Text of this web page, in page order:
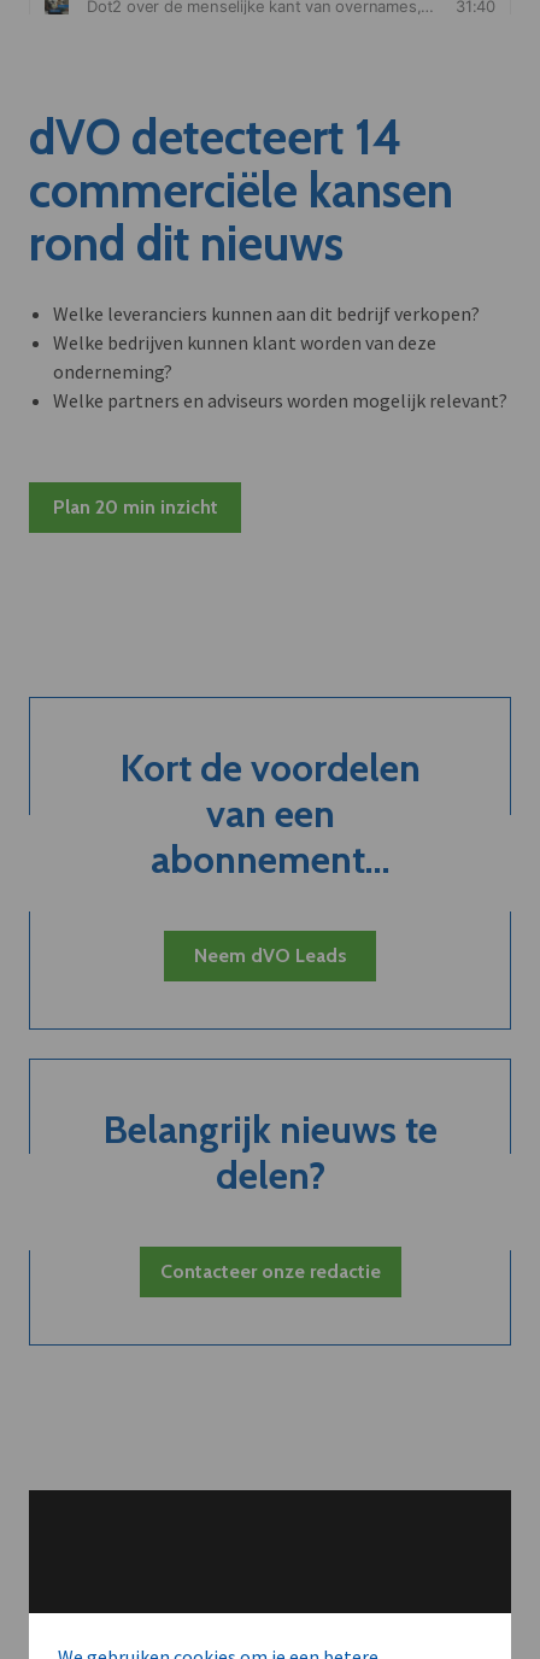
dVO detecteert 14
commerciële kansen
rond dit nieuws
Welke leveranciers kunnen aan dit bedrijf verkopen?
Welke bedrijven kunnen klant worden van deze
onderneming?
Welke partners en adviseurs worden mogelijk relevant?
Plan 20 min inzicht
Kort de voordelen
van een
abonnement...
Neem dVO Leads
Belangrijk nieuws te
delen?
Contacteer onze redactie